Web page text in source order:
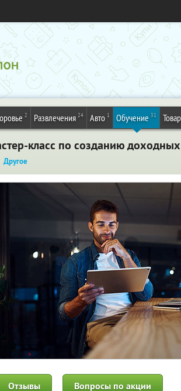
2 Развлечения 24 Авто 1 Обучение 31
класс по созданию
Другое
Отзывы Вопросы по акции